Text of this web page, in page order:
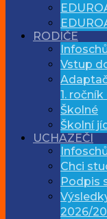
RODIČE
Vstup
1.
Školné
Školní
UCHAZEČI
Chci
Podpis
2026/